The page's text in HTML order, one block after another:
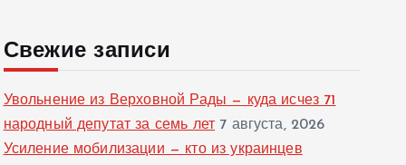
Свежие записи
Увольнение из Верховной Рады — куда исчез 71
народный депутат за семь лет 7 августа, 2026
Усиление мобилизации — кто из украинцев